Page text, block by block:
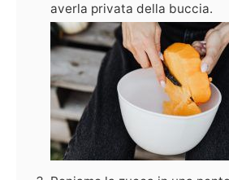
averla privata della buccia.